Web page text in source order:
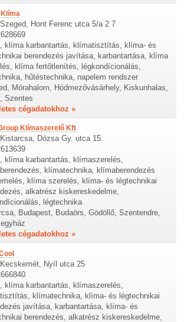
Hont Ferenc utca 5/a 2 7
klíma karbantartás, klímatisztítás, klíma- és
berendezés javítása, karbantartása, klíma
klíma fertőtlenítés, légkondícionálás,
hűtéstechnika, napelem rendszer
Mórahalom, Hódmezővásárhely, Kiskunhalas,
Szentes
cégadatokhoz »
Klímaszerelő Kft
Dózsa Gy. utca 15.
klíma karbantartás, klímaszerelés,
klímatechnika, klímaberendezés
klíma szerelés, klíma- és légtechnikai
alkatrész kiskereskedelme,
légtechnika
Budapest, Budaörs, Gödöllő, Szentendre,
cégadatokhoz »
Nyíl utca 25
klíma karbantartás, klímaszerelés,
klímatechnika, klíma- és légtechnikai
javítása, karbantartása, klíma- és
berendezés, alkatrész kiskereskedelme,